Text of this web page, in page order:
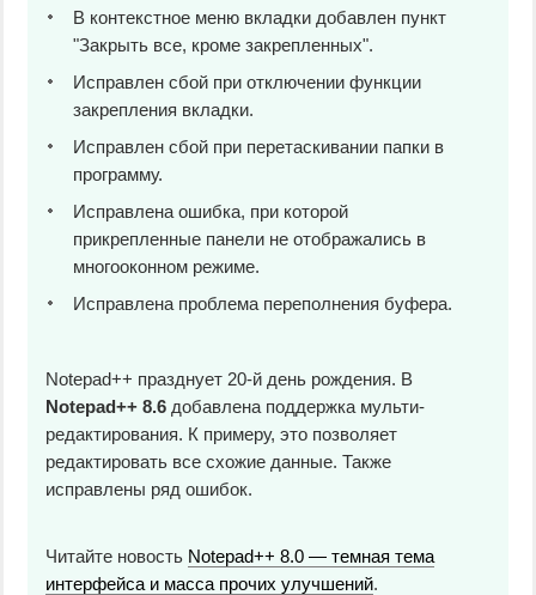
В контекстное меню вкладки добавлен пункт
"Закрыть все, кроме закрепленных".
Исправлен сбой при отключении функции
закрепления вкладки.
Исправлен сбой при перетаскивании папки в
программу.
Исправлена ошибка, при которой
прикрепленные панели не отображались в
многооконном режиме.
Исправлена проблема переполнения буфера.
Notepad++ празднует 20-й день рождения. В
Notepad++ 8.6 добавлена поддержка мульти-
редактирования. К примеру, это позволяет
редактировать все схожие данные. Также
исправлены ряд ошибок.
Читайте новость Notepad++ 8.0 — темная тема
интерфейса и масса прочих улучшений.